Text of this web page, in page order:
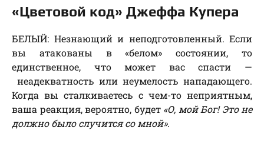
«Цветовой код» Джеффа Купера
БЕЛЫЙ: Незнающий и неподготовленный. Если
вы атакованы в «белом» состоянии, то
единственное, что может вас спасти —
неадекватность или неумелость нападающего.
Когда вы сталкиваетесь с чем-то неприятным,
ваша реакция, вероятно, будет «О, мой Бог! Это не
должно было случится со мной».